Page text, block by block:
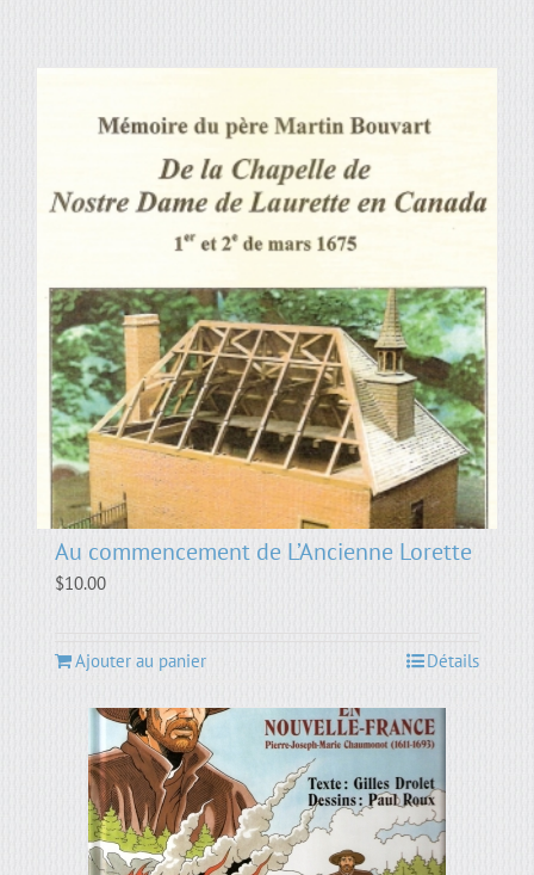
Au commencement de L’Ancienne Lorette
$10.00
Ajouter au panier Détails